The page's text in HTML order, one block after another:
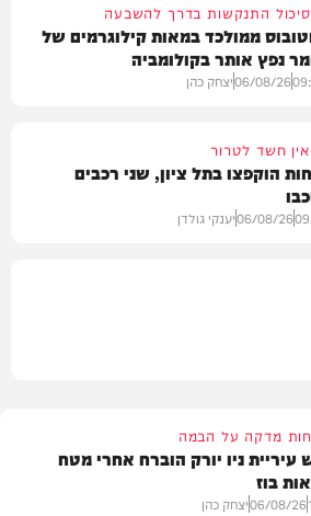
סיכול התנקשות בדרך להשבעה
ממולכד במאות קילוגרמים של
נפץ אותר בקולומביה
06/08/26יצחק כהן
אין חשד לטרור
הוקפצו בתל ציון, שני רכבים
06/08/26יענקי גולדן
מדקה על הבמה
עיריית ניו יורק הוברח אחרי מטח
בוז
06/08/26יצחק כהן